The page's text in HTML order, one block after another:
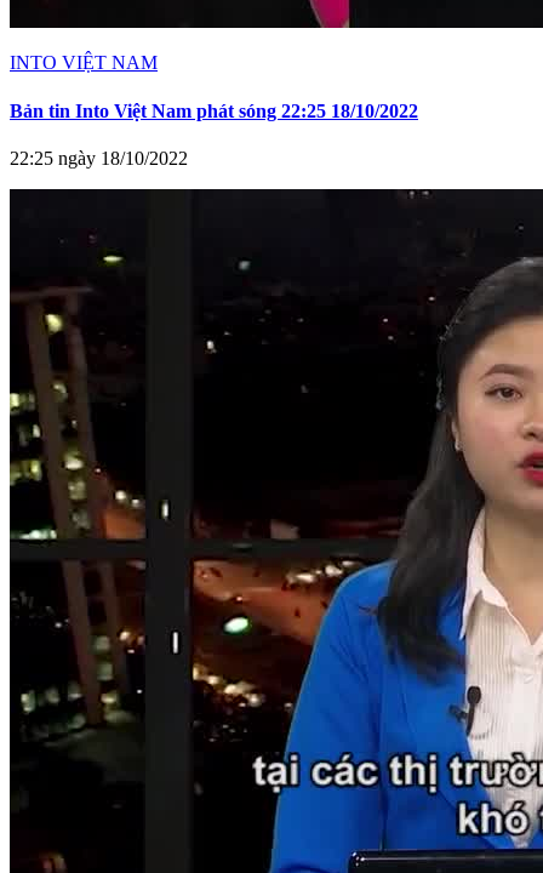
INTO VIỆT NAM
Bản tin Into Việt Nam phát sóng 22:25 18/10/2022
22:25 ngày 18/10/2022